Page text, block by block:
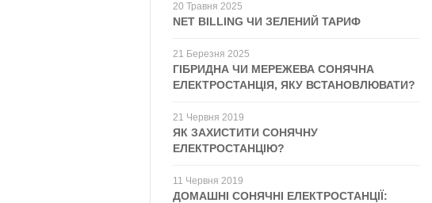
20 Травня 2025
NET BILLING ЧИ ЗЕЛЕНИЙ ТАРИФ
21 Березня 2025
ГІБРИДНА ЧИ МЕРЕЖЕВА СОНЯЧНА
ЕЛЕКТРОСТАНЦІЯ, ЯКУ ВСТАНОВЛЮВАТИ?
21 Червня 2019
ЯК ЗАХИСТИТИ СОНЯЧНУ
ЕЛЕКТРОСТАНЦІЮ?
11 Червня 2019
ДОМАШНІ СОНЯЧНІ ЕЛЕКТРОСТАНЦІЇ: